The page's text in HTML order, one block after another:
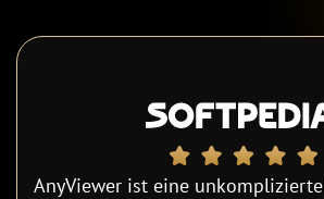
AnyViewer ist eine